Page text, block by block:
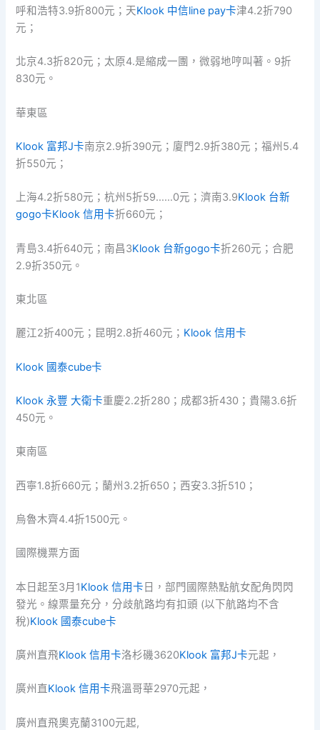
呼和浩特3.9折800元；天Klook 中信line pay卡津4.2折790
元；
北京4.3折820元；太原4.是縮成一團，微弱地哼叫著。9折
830元。
華東區
Klook 富邦J卡南京2.9折390元；廈門2.9折380元；福州5.4
折550元；
上海4.2折580元；杭州5折59……0元；濟南3.9Klook 台新
gogo卡Klook 信用卡折660元；
青島3.4折640元；南昌3Klook 台新gogo卡折260元；合肥
2.9折350元。
東北區
麗江2折400元；昆明2.8折460元； Klook 信用卡
Klook 國泰cube卡
Klook 永豐 大衛卡重慶2.2折280；成都3折430；貴陽3.6折
450元。
東南區
西寧1.8折660元；蘭州3.2折650；西安3.3折510；
烏魯木齊4.4折1500元。
國際機票方面
本日起至3月1Klook 信用卡 日，部門國際熱點航女配角閃閃
發光。線票量充分，分歧航路均有扣頭 (以下航路均不含
稅)Klook 國泰cube卡
廣州直飛Klook 信用卡洛杉磯3620Klook 富邦J卡元起，
廣州直Klook 信用卡飛溫哥華2970元起，
廣州直飛奧克蘭3100元起,